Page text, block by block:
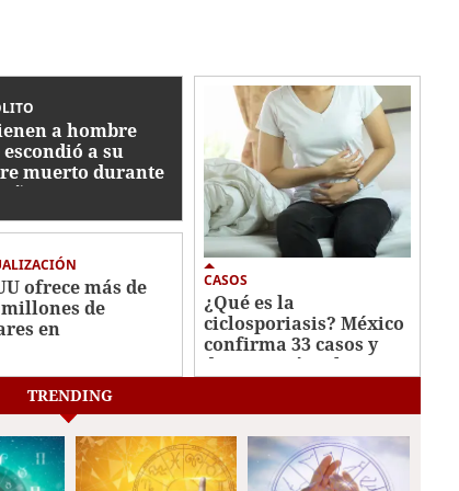
a hombre
a su
muerto durante
en un
ofrece más de
millones de
en
de Cártel
CASOS
¿Qué es la
ciclosporiasis? México
confirma 33 casos y
descarta vínculo con
TRENDING